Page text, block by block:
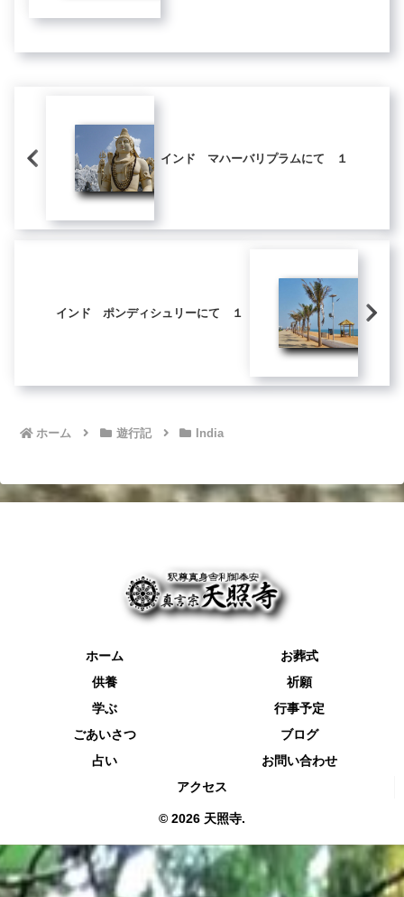
インド マハーバリプラムにて １
インド ポンディシュリーにて １
ホーム 遊行記 India
ホーム
お葬式
供養
祈願
学ぶ
行事予定
ごあいさつ
ブログ
占い
お問い合わせ
アクセス
© 2026 天照寺.